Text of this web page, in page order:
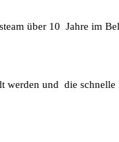
über 10 Jahre im
werden und die